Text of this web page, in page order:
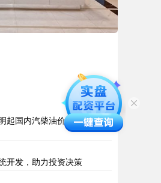
起国内汽柴油价格每吨分别
开发，助力投资决策